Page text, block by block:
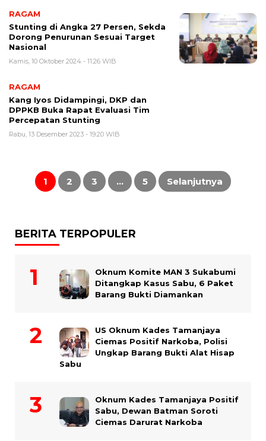
RAGAM
Stunting di Angka 27 Persen, Sekda
Dorong Penurunan Sesuai Target
Nasional
Kamis, 10 Oktober 2024 - 11:26 WIB
RAGAM
Kang Iyos Didampingi, DKP dan
DPPKB Buka Rapat Evaluasi Tim
Percepatan Stunting
Rabu, 13 Desember 2023 - 19:20 WIB
Paginasi
pos1 2 3 … 5 Selanjutnya
BERITA TERPOPULER
Oknum Komite MAN 3 Sukabumi
Ditangkap Kasus Sabu, 6 Paket
Barang Bukti Diamankan
US Oknum Kades Tamanjaya
Ciemas Positif Narkoba, Polisi
Ungkap Barang Bukti Alat Hisap
Sabu
Oknum Kades Tamanjaya Positif
Sabu, Dewan Batman Soroti
Ciemas Darurat Narkoba